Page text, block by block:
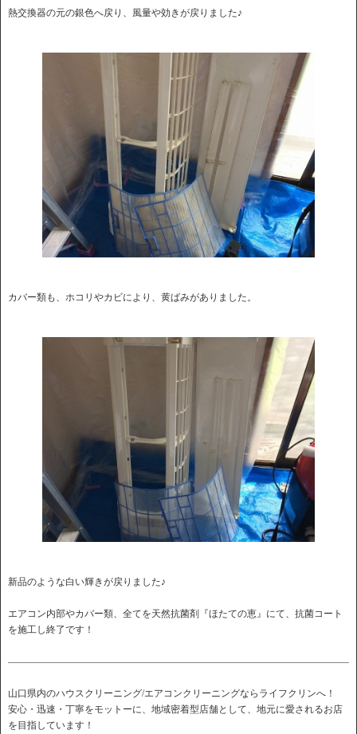
熱交換器の元の銀色へ戻り、風量や効きが戻りました♪
カバー類も、ホコリやカビにより、黄ばみがありました。
新品のような白い輝きが戻りました♪
エアコン内部やカバー類、全てを天然抗菌剤『ほたての恵』にて、抗菌コート
を施工し終了です！
山口県内のハウスクリーニング/エアコンクリーニングならライフクリンへ！
安心・迅速・丁寧をモットーに、地域密着型店舗として、地元に愛されるお店
を目指しています！